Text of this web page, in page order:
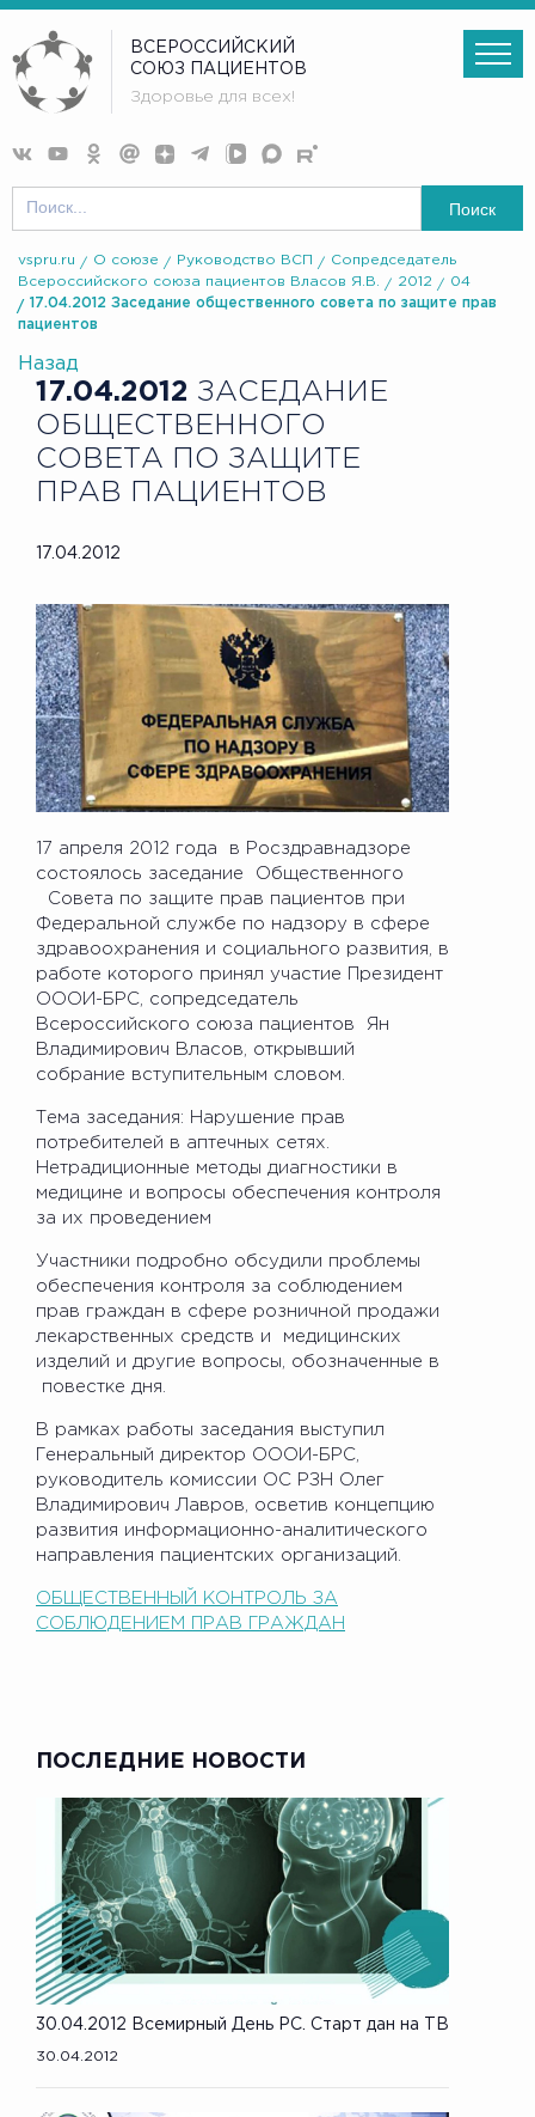
ВСЕРОССИЙСКИЙ
СОЮЗ ПАЦИЕНТОВ
Здоровье для всех!
Поиск
vspru.ru О союзе Руководство ВСП
Сопредседатель
Всероссийского союза пациентов Власов Я.В.
2012
04
17.04.2012 Заседание общественного совета по защите прав
пациентов
Назад
17.04.2012 ЗАСЕДАНИЕ
ОБЩЕСТВЕННОГО
СОВЕТА ПО ЗАЩИТЕ
ПРАВ ПАЦИЕНТОВ
17.04.2012
17 апреля 2012 года в Росздравнадзоре
состоялось заседание Общественного
Совета по защите прав пациентов при
Федеральной службе по надзору в сфере
здравоохранения и социального развития, в
работе которого принял участие Президент
ОООИ-БРС, сопредседатель
Всероссийского союза пациентов Ян
Владимирович Власов, открывший
собрание вступительным словом.
Тема заседания: Нарушениe прав
потребителей в аптечных сетях.
Нетрадиционные методы диагностики в
медицине и вопросы обеспечения контроля
за их проведением
Участники подробно обсудили проблемы
обеспечения контроля за соблюдением
прав граждан в сфере розничной продажи
лекарственных средств и медицинских
изделий и другие вопросы, обозначенные в
повестке дня.
В рамках работы заседания выступил
Генеральный директор ОООИ-БРС,
руководитель комиссии ОС РЗН Олег
Владимирович Лавров, осветив концепцию
развития информационно-аналитического
направления пациентских организаций.
ОБЩЕСТВЕННЫЙ КОНТРОЛЬ ЗА
СОБЛЮДЕНИЕМ ПРАВ ГРАЖДАН
ПОСЛЕДНИЕ НОВОСТИ
30.04.2012 Всемирный День РС. Старт дан на ТВ
30.04.2012